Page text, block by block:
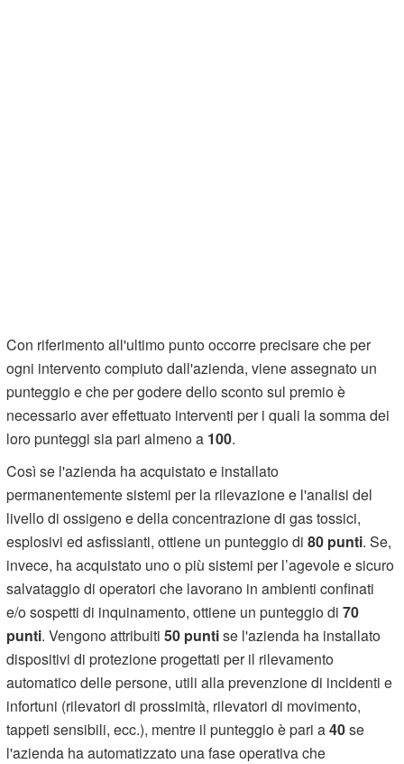
Con riferimento all'ultimo punto occorre precisare che per
ogni intervento compiuto dall'azienda, viene assegnato un
punteggio e che per godere dello sconto sul premio è
necessario aver effettuato interventi per i quali la somma dei
loro punteggi sia pari almeno a 100.
Così se l'azienda ha acquistato e installato
permanentemente sistemi per la rilevazione e l'analisi del
livello di ossigeno e della concentrazione di gas tossici,
esplosivi ed asfissianti, ottiene un punteggio di80 punti. Se,
invece, ha acquistato uno o più sistemi per l’agevole e sicuro
salvataggio di operatori che lavorano in ambienti confinati
e/o sospetti di inquinamento, ottiene un punteggio di70
punti. Vengono attribuiti50 puntise l'azienda ha installato
dispositivi di protezione progettati per il rilevamento
automatico delle persone, utili alla prevenzione di incidenti e
infortuni (rilevatori di prossimità, rilevatori di movimento,
tappeti sensibili, ecc.), mentre il punteggio è pari a40se
l'azienda ha automatizzato una fase operativa che